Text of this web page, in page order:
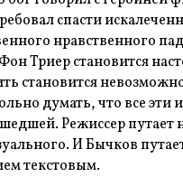
спасти
нравственного
Триер становится
становится
думать, что все эти
Режиссер путает
И Бычков
текстовым.